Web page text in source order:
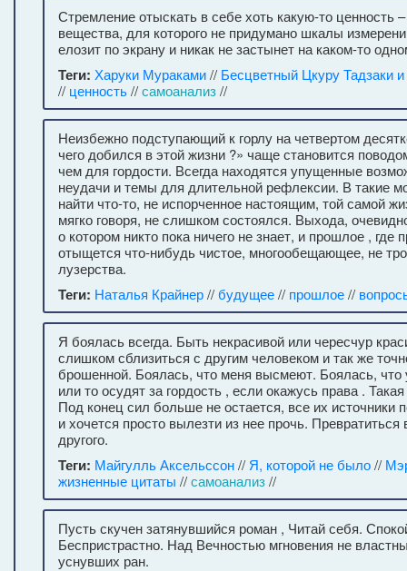
Стремление отыскать в себе хоть какую-то ценность
вещества, для которого не придумано шкалы
елозит по экрану и никак не застынет на каком-то
Теги: Харуки Мураками// Бесцветный Цкуру Тадзаки и
// ценность//самоанализ//
Неизбежно подступающий к горлу на четвертом
чего добился в этой жизни ?» чаще становится
чем для гордости. Всегда находятся упущенные
неудачи и темы для длительной рефлексии. В такие
найти что-то, не испорченное настоящим, той самой
мягко говоря, не слишком состоялся. Выхода,
о котором никто пока ничего не знает, и прошлое , где
отыщется что-нибудь чистое, многообещающее, не
лузерства.
Теги: Наталья Крайнер//будущее// прошлое//
Я боялась всегда. Быть некрасивой или чересчур
слишком сблизиться с другим человеком и так же
брошенной. Боялась, что меня высмеют. Боялась, что
или то осудят за гордость , если окажусь права .
Под конец сил больше не остается, все их источники
и хочется просто вылезти из нее прочь. Превратиться
другого.
Теги: Майгулль Аксельссон// Я, которой не было//
жизненные цитаты //самоанализ//
Пусть скучен затянувшийся роман , Читай себя.
Беспристрастно. Над Вечностью мгновения не
уснувших ран.